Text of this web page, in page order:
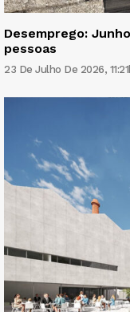
Desemprego:
pessoas
23 De Julho De 2026,